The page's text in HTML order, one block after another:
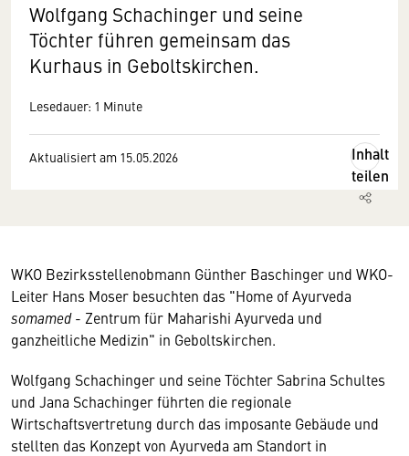
Wolfgang Schachinger und seine
Töchter führen gemeinsam das
Kurhaus in Geboltskirchen.
Lesedauer: 1 Minute
Aktualisiert am 15.05.2026
Inhalt
teilen
WKO Bezirksstellenobmann Günther Baschinger und WKO-
Leiter Hans Moser besuchten das "Home of Ayurveda
somamed- Zentrum für Maharishi Ayurveda und
ganzheitliche Medizin" in Geboltskirchen.
Wolfgang Schachinger und seine Töchter Sabrina Schultes
und Jana Schachinger führten die regionale
Wirtschaftsvertretung durch das imposante Gebäude und
stellten das Konzept von Ayurveda am Standort in